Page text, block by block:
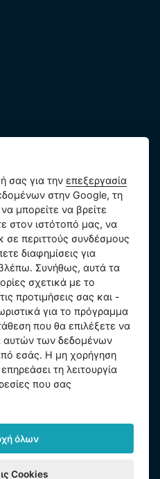
και λοιπών δεδομένων
cookie
στο Δημοτικό Δικαστήριο της
ΑΜΕ 26150808, ΑΦΜ
σας για τηνεπεξεργασία
στην Google, τη
μπορείτε να βρείτε
στον ιστότοπό μας, να
σε περιττούς συνδέσμους
διαφημίσεις για
Συνήθως, αυτά τα
σχετικά με το
προτιμήσεις σας και -
για το πρόγραμμα
που θα επιλέξετε να
αυτών των δεδομένων
εσάς. Η μη χορήγηση
τη λειτουργία
που σας
όλων
Cookies